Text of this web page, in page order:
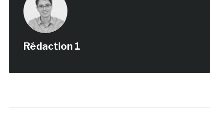
Rédaction 1